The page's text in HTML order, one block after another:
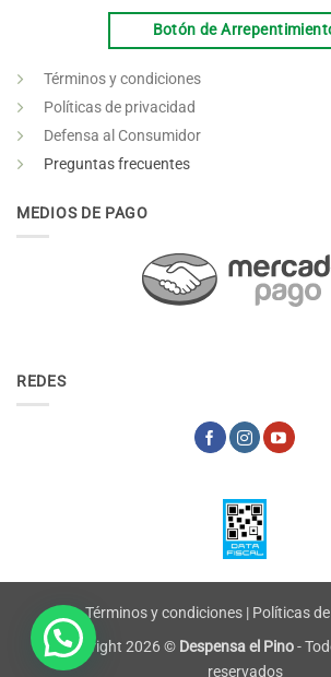
Botón de
Términos y condiciones
Políticas de privacidad
Defensa al Consumidor
Preguntas frecuentes
MEDIOS DE PAGO
REDES
Términos y condiciones | Políticas
Copyright 2026 © Despensa el Pino-
reservados